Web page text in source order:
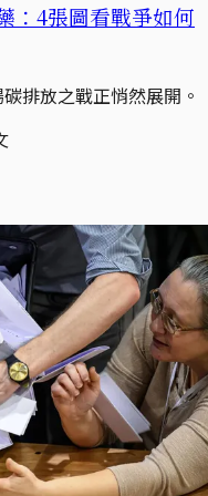
：4張圖看戰爭如何
排放之戰正悄然展開。